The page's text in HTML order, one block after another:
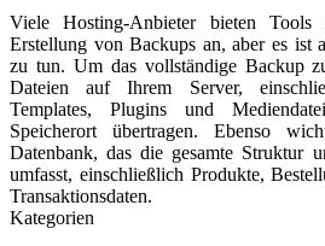
Viele Hosting-Anbieter bieten
Erstellung von Backups an, aber es ist
zu tun. Um das vollständige Backup
Dateien auf Ihrem Server,
Templates, Plugins und
Speicherort übertragen. Ebenso
Datenbank, das die gesamte Struktur
umfasst, einschließlich Produkte,
Transaktionsdaten.
Kategorien